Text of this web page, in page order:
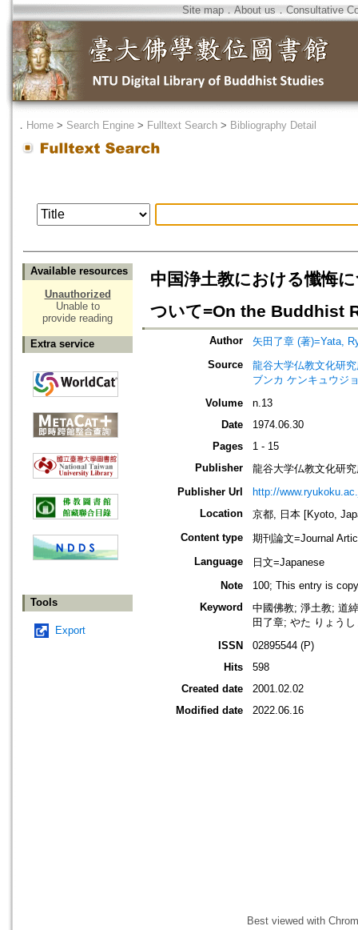
Site map．About us ． Consultative
． Home > Search Engine > Fulltext Search > Bibliography Detail
Available resources
Unauthorized
Unable to
provide reading
Extra service
Tools
Export
中国浄土教における懺悔
ついて=On the Buddhist
Author
矢田了章 (著)=Yata,
Source
龍谷大学仏教文化研
ブンカ ケンキュウジ
Volume
n.13
Date
1974.06.30
Pages
1 - 15
Publisher
龍谷大学仏教文化研
Publisher Url
http://
Location
京都, 日本 [Kyoto,
Content type
期刊論文=Journal
Language
日文=Japanese
Note
100; This entry is
Keyword
中國佛教; 淨土教; 道
田了章; やた りょう
ISSN
02895544 (P)
Hits
598
Created date
2001.02.02
Modified date
2022.06.16
Best viewed with